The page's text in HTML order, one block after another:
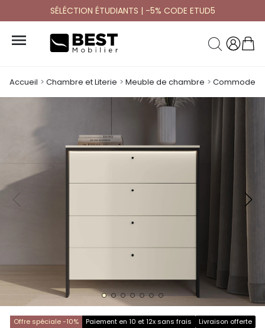
SÉLÉCTION ÉTUDIANTS | -5% CODE ETUD5

Accueil Chambre et Literie Meuble de chambre Commode
Offre spéciale -10% Paiement en 10 et 12x sans frais Livraison offerte